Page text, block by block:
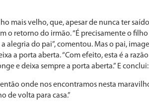
mais velho, que, apesar de nunca ter
o retorno do irmão. “É precisamente o
alegria do pai”, comentou. Mas o pai,
a porta aberta. “Com efeito, esta é a
e deixa sempre a porta aberta.” E conclui:
onde nos encontramos nesta
de volta para casa.”